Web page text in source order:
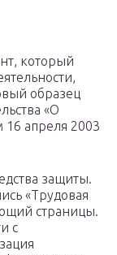
который
образец
«О
апреля 2003
защиты.
«Трудовая
страницы.
с